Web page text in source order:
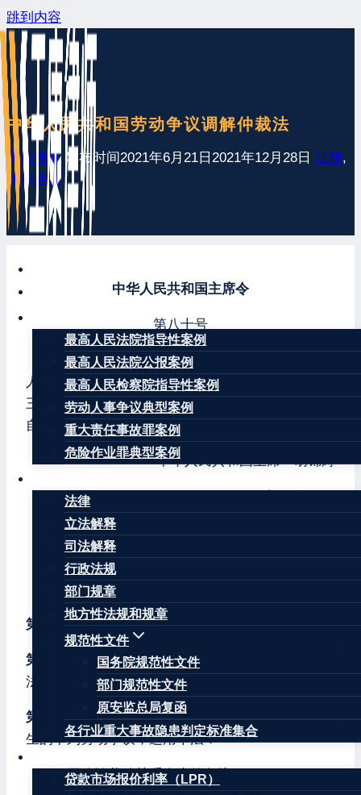
跳到内容
最高人民法院指导性案例
最高人民法院公报案例
最高人民检察院指导性案例
劳动人事争议典型案例
重大责任事故罪案例
危险作业罪典型案例
法律
立法解释
司法解释
行政法规
部门规章
地方性法规和规章
规范性文件
国务院规范性文件
部门规范性文件
原安监总局复函
各行业重大事故隐患判定标准集合
贷款市场报价利率（LPR）
中华人民共和国劳动争议调解仲裁法
王康律师 发布时间2021年6月21日 2021年12月28日 法律,
法律法规
中华人民共和国主席令
第八十号
《中华人民共和国劳动争议调解仲裁法》已由中华
人民共和国第十届全国人民代表大会常务委员会第
三十一次会议于2007年12月29日通过，现予公布，
自2008年5月1日起施行。
中华人民共和国主席 胡锦涛
中华人民共和国劳动争议调解仲裁法
（2007年12月29日第十届全国人民代表大会常务委
员会第三十一次会议通过）
第一章 总 则
第一条
为了公正及时解决劳动争议，保护当事人合
法权益，促进劳动关系和谐稳定，制定本法。
第二条中华人民共和国境内的用人单位与劳动者发
生的下列劳动争议，适用本法：
（一）因确认劳动关系发生的争议；